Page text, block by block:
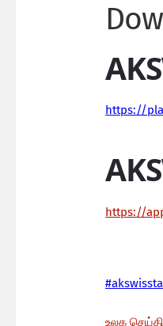
https://
https://
உலக